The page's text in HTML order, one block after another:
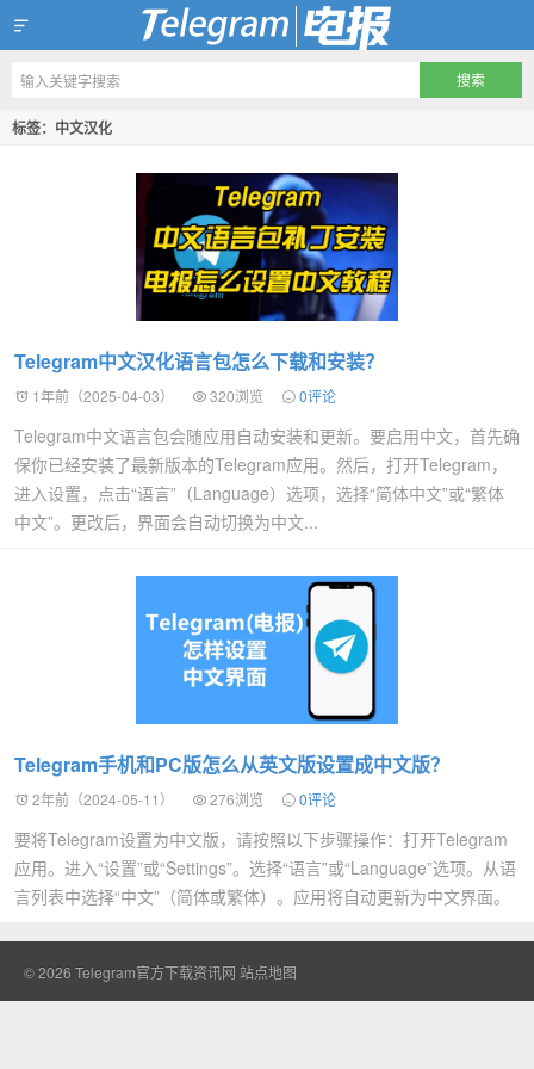
Telegram官方下载资讯网
标签：中文汉化
Telegram中文汉化语言包怎么下载和安装？
1年前（2025-04-03） 320浏览 0评论
Telegram中文语言包会随应用自动安装和更新。要启用中文，首先确
保你已经安装了最新版本的Telegram应用。然后，打开Telegram，
进入设置，点击“语言”（Language）选项，选择“简体中文”或“繁体
中文”。更改后，界面会自动切换为中文...
Telegram手机和PC版怎么从英文版设置成中文版？
2年前（2024-05-11） 276浏览 0评论
要将Telegram设置为中文版，请按照以下步骤操作：打开Telegram
应用。进入“设置”或“Settings”。选择“语言”或“Language”选项。从语
言列表中选择“中文”（简体或繁体）。应用将自动更新为中文界面。
© 2026 Telegram官方下载资讯网 站点地图